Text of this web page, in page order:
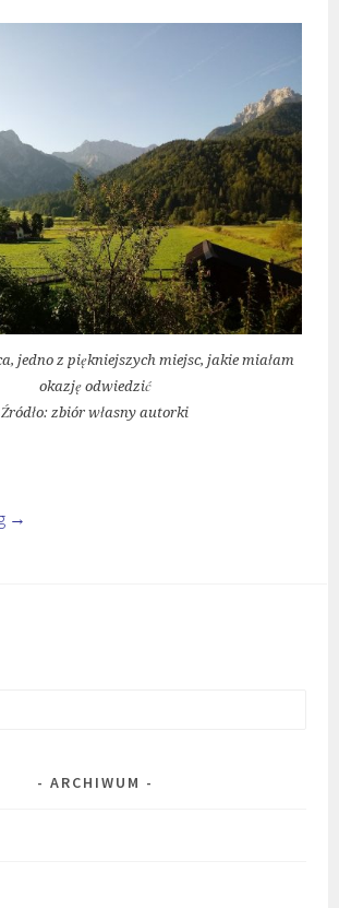
jedno z piękniejszych miejsc, jakie miałam
okazję odwiedzić
Źródło: zbiór własny autorki
→
ARCHIWUM